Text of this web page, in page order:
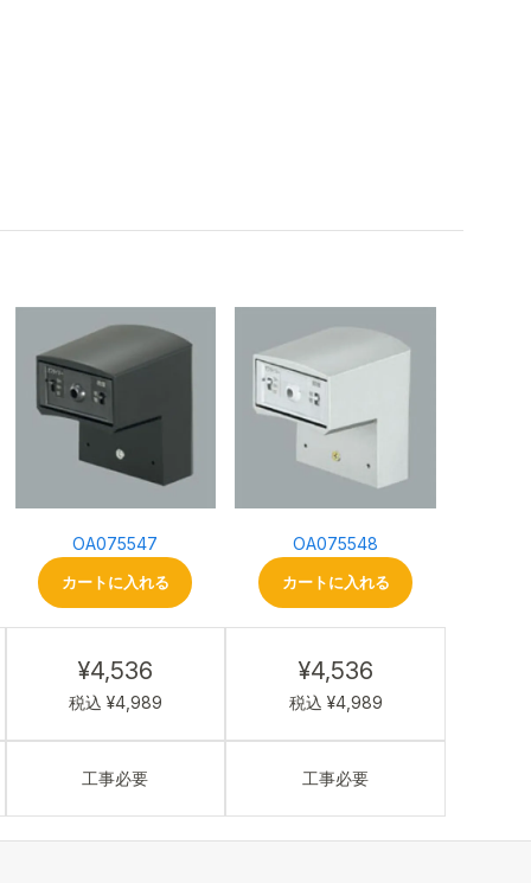
OA075547
カートに入れる
¥4,536
税込 ¥4,989
工事必要
OA075548
カートに入れる
¥4,536
税込 ¥4,989
工事必要